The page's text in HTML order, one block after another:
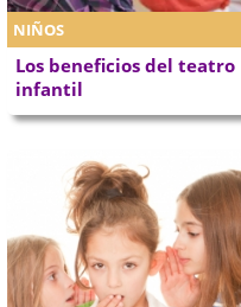
NIÑOS
Los beneficios del teatro
infantil